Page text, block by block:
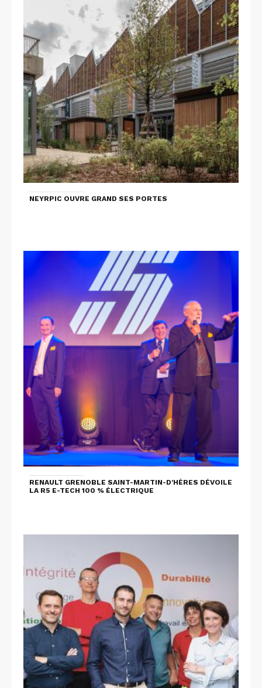
NEYRPIC OUVRE GRAND SES PORTES
RENAULT GRENOBLE SAINT-MARTIN-D'HÈRES DÉVOILE
LA R5 E-TECH 100 % ÉLECTRIQUE